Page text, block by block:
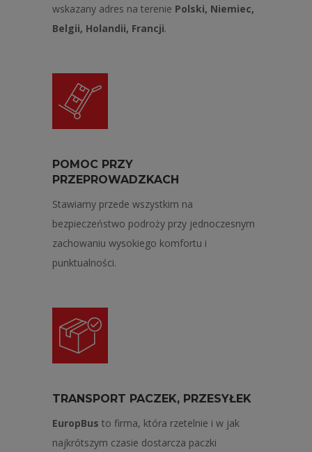
wskazany adres na terenie Polski, Niemiec,
Belgii, Holandii, Francji.
POMOC PRZY
PRZEPROWADZKACH
Stawiamy przede wszystkim na
bezpieczeństwo podroży przy jednoczesnym
zachowaniu wysokiego komfortu i
punktualności.
TRANSPORT PACZEK, PRZESYŁEK
EuropBus to firma, która rzetelnie i w jak
najkrótszym czasie dostarcza paczki